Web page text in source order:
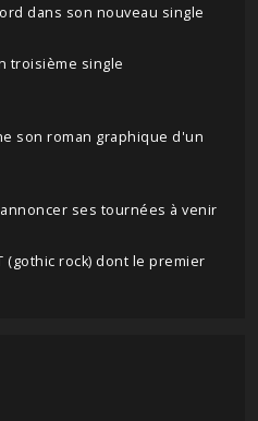
dans son nouveau single
troisième single
son roman graphique d'un
ses tournées à venir
(gothic rock) dont le premier